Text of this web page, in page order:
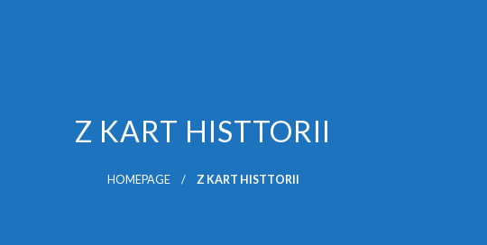
Z KART HISTTORII
HOMEPAGE Z KART HISTTORII